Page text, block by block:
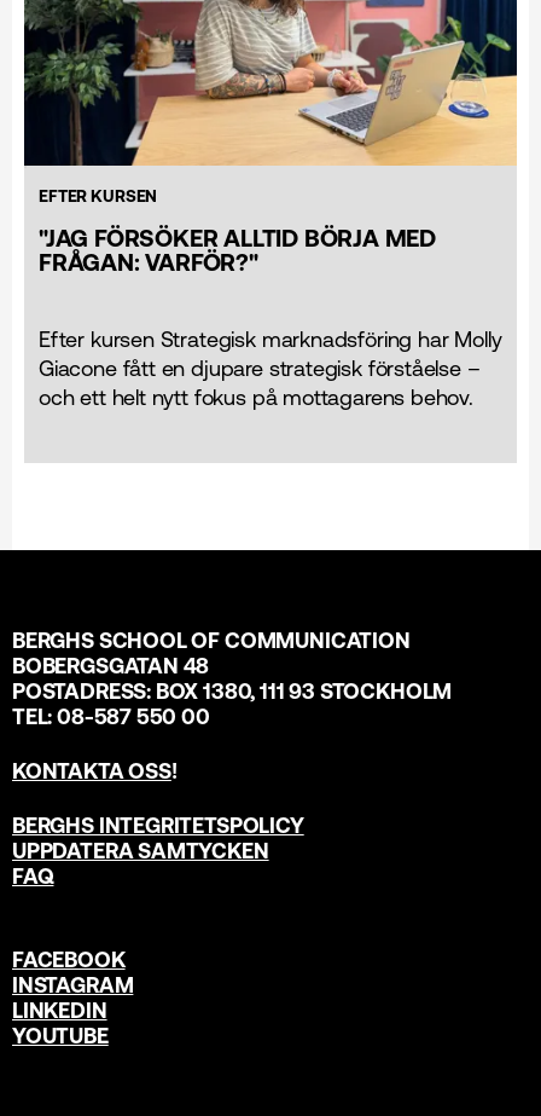
EFTER KURSEN
"JAG FÖRSÖKER ALLTID BÖRJA MED
FRÅGAN: VARFÖR?"
Efter kursen Strategisk marknads­föring har Molly
Giacone fått en djupare strategisk förståelse –
och ett helt nytt fokus på mottagarens behov.
BERGHS SCHOOL OF COMMUNICATION
BOBERGSGATAN 48
POSTADRESS: BOX 1380, 111 93 STOCKHOLM
TEL: 08-587 550 00
KONTAKTA OSS!
BERGHS INTEGRITETSPOLICY
UPPDATERA SAMTYCKEN
FAQ
FACEBOOK
INSTAGRAM
LINKEDIN
YOUTUBE